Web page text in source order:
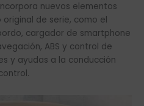
nuevos elementos
de serie, como el
cargador de smartphone
ABS y control de
y ayudas a la conducción